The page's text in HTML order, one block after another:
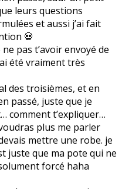
leurs questions
et aussi j’ai fait
💀
pas t’avoir envoyé de
été vraiment très
des troisièmes, et en
passé, juste que je
comment t’expliquer…
plus me parler
mettre une robe. je
juste que ma pote qui ne
forcé haha